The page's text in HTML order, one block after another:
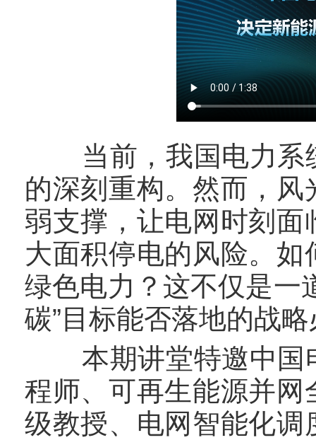
当前，我国电力系
的深刻重构。然而，
弱支撑，让电网时刻
大面积停电的风险。
绿色电力？这不仅是一
碳”目标能否落地的战
本期讲堂特邀中国
程师、可再生能源并
级教授、电网智能化